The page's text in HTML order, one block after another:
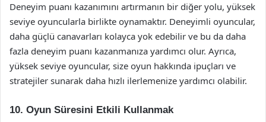
Deneyim puanı kazanımını artırmanın bir diğer yolu, yüksek
seviye oyuncularla birlikte oynamaktır. Deneyimli oyuncular,
daha güçlü canavarları kolayca yok edebilir ve bu da daha
fazla deneyim puanı kazanmanıza yardımcı olur. Ayrıca,
yüksek seviye oyuncular, size oyun hakkında ipuçları ve
stratejiler sunarak daha hızlı ilerlemenize yardımcı olabilir.
10. Oyun Süresini Etkili Kullanmak